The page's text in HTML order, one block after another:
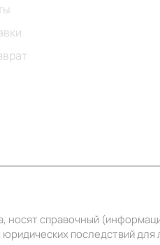
носят справочный
последствий